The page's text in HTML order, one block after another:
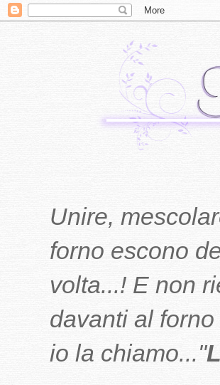
Unire,
forno escono
volta...! E non
davanti al
io la chiamo..."